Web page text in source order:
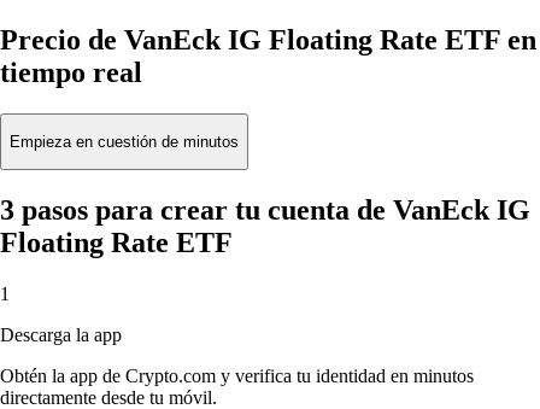
Precio de VanEck IG Floating Rate ETF en
tiempo real
Empieza en cuestión de minutos
3 pasos para crear tu cuenta de VanEck IG
Floating Rate ETF
1
Descarga la app
Obtén la app de Crypto.com y verifica tu identidad en minutos
directamente desde tu móvil.